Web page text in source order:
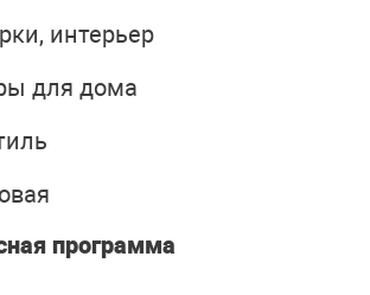
интерьер
для дома
программа